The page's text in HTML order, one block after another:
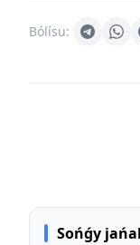
Bólísu:
Sońǵy